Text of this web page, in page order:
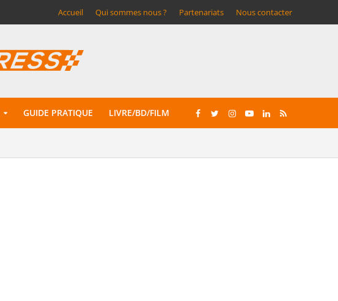
Accueil Qui sommes nous ? Partenariats Nous contacter
GUIDE PRATIQUE LIVRE/BD/FILM